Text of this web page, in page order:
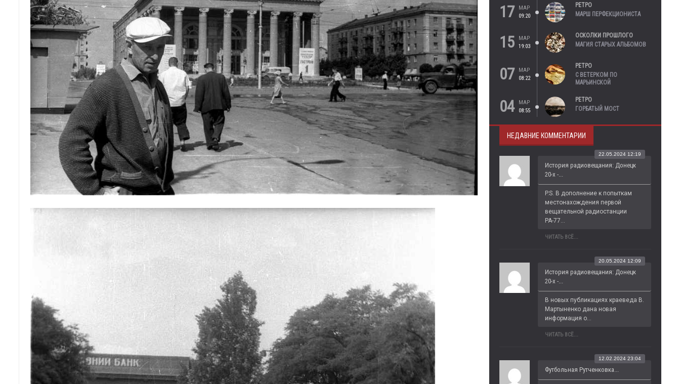
17
МАР
09:20
РЕТРО
МАРШ ПЕРФЕКЦИОНИСТА
15
МАР
19:03
ОСКОЛКИ ПРОШЛОГО
МАГИЯ СТАРЫХ АЛЬБОМОВ
07
МАР
08:22
РЕТРО
С ВЕТЕРКОМ ПО
МАРЬИНСКОЙ
04
МАР
08:55
РЕТРО
ГОРБАТЫЙ МОСТ
НЕДАВНИЕ КОММЕНТАРИИ
История радиовещания: Донецк
20-х -...
22.05.2024 12:19
P.S. В дополнение к попыткам
местонахождения первой
вещательной радиостанции
РА-77...
ЧИТАТЬ ВСЁ...
История радиовещания: Донецк
20-х -...
20.05.2024 12:09
В новых публикациях краеведа В.
Мартыненко дана новая
информация о...
ЧИТАТЬ ВСЁ...
Футбольная Рутченковка...
12.02.2024 23:04